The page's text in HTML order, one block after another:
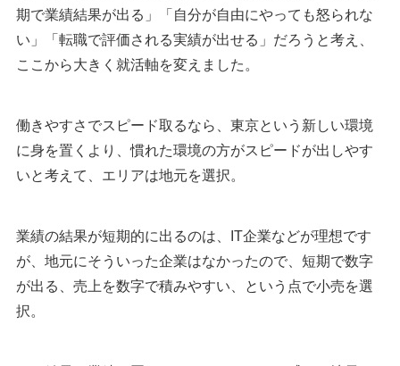
期で業績結果が出る」「自分が自由にやっても怒られな
い」「転職で評価される実績が出せる」だろうと考え、
ここから大きく就活軸を変えました。
働きやすさでスピード取るなら、東京という新しい環境
に身を置くより、慣れた環境の方がスピードが出しやす
いと考えて、エリアは地元を選択。
業績の結果が短期的に出るのは、IT企業などが理想です
が、地元にそういった企業はなかったので、短期で数字
が出る、売上を数字で積みやすい、という点で小売を選
択。